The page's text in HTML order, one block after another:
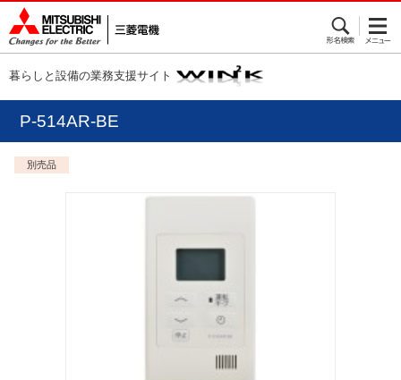
暮らしと設備の業務支援サイト
P-514AR-BE
別売品